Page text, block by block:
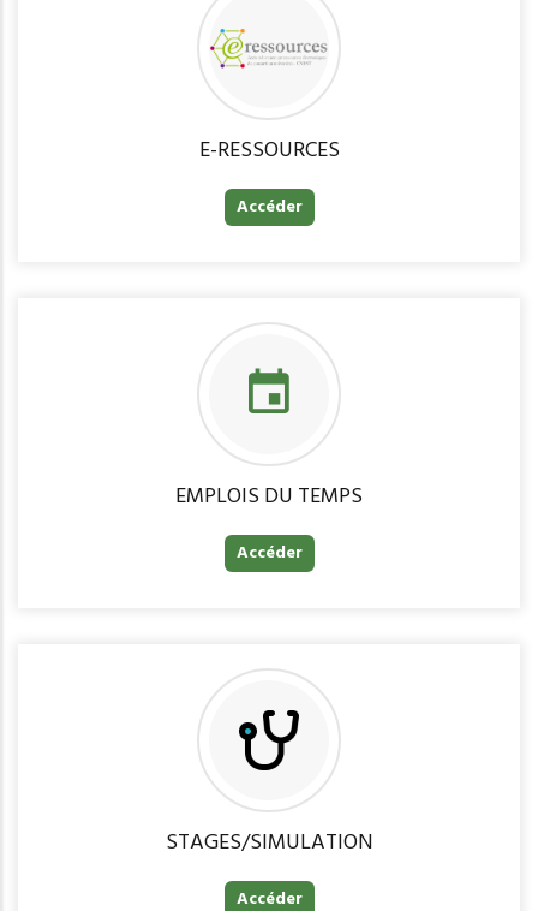
E-RESSOURCES
Accéder
EMPLOIS DU TEMPS
Accéder
STAGES/SIMULATION
Accéder